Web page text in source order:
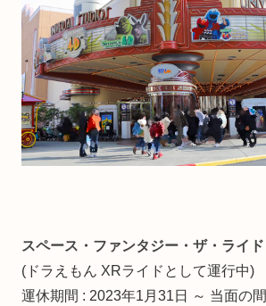
スペース・ファンタジー・ザ・ライド
(ドラえもん XRライドとして運行中)
運休期間 : 2023年1月31日 ～ 当面の間